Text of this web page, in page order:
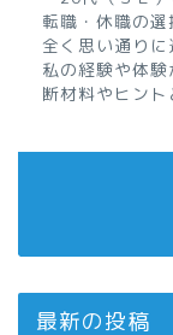
転職・休職の選
全く思い通り
私の経験や体
断材料やヒント
最新の投稿